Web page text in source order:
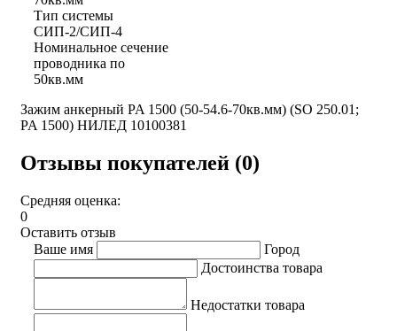
Тип системы
СИП-2/СИП-4
Номинальное сечение
проводника по
50кв.мм
Зажим анкерный PA 1500 (50-54.6-70кв.мм) (SO 250.01;
PA 1500) НИЛЕД 10100381
Отзывы покупателей (0)
Средняя оценка:
0
Оставить отзыв
Ваше имя
Город
Достоинства товара
Недостатки товара